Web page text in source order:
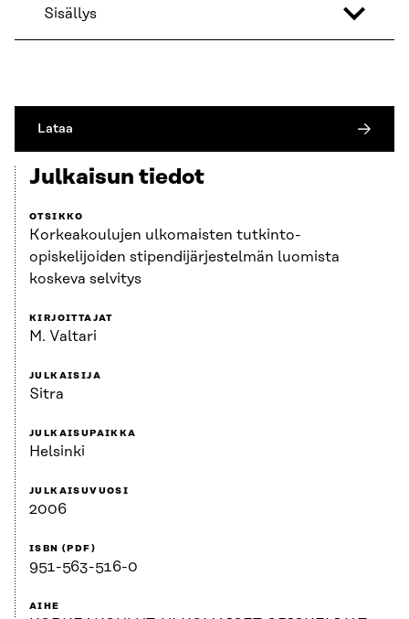
Sisällys
Lataa
Julkaisun tiedot
OTSIKKO
Korkeakoulujen ulkomaisten tutkinto-
opiskelijoiden stipendijärjestelmän luomista
koskeva selvitys
KIRJOITTAJAT
M. Valtari
JULKAISIJA
Sitra
JULKAISUPAIKKA
Helsinki
JULKAISUVUOSI
2006
ISBN (PDF)
951-563-516-0
AIHE